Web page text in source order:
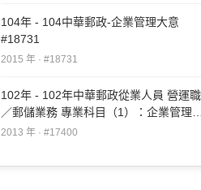
104年 - 104中華郵政-企業管理大意
#18731
2015 年 · #18731
102年 - 102年中華郵政從業人員 營運職
／郵儲業務 專業科目（1）：企業管理及
民法#17400
2013 年 · #17400